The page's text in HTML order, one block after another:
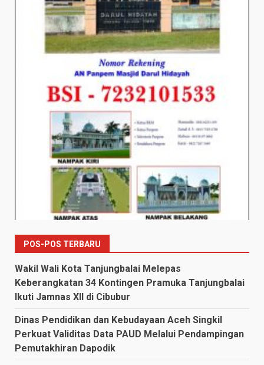
POS-POS TERBARU
Wakil Wali Kota Tanjungbalai Melepas
Keberangkatan 34 Kontingen Pramuka Tanjungbalai
Ikuti Jamnas XII di Cibubur
Dinas Pendidikan dan Kebudayaan Aceh Singkil
Perkuat Validitas Data PAUD Melalui Pendampingan
Pemutakhiran Dapodik